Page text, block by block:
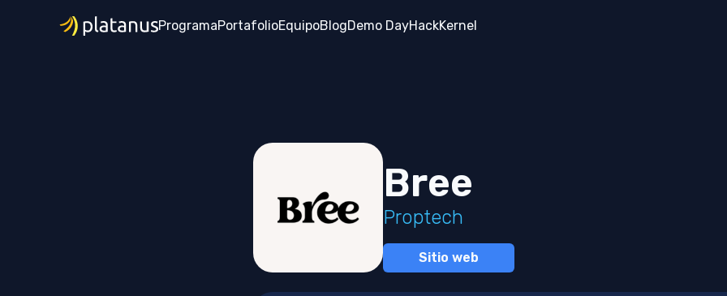
ProgramaPortafolioEquipoBlogDemo DayHackKernel
Bree
Proptech
Sitio web